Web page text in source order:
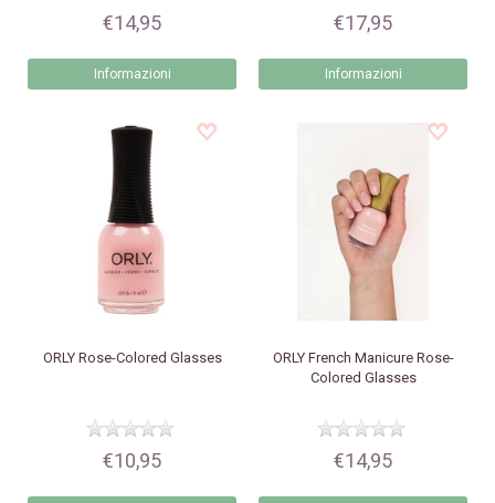
€14,95
Informazioni
€17,95
Informazioni
ORLYRose-Colored Glasses
€10,95
ORLYFrench Manicure Rose-
Colored Glasses
€14,95